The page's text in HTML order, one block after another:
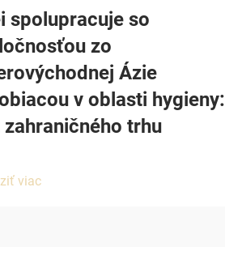
spolupracuje so
zo
Ázie
v oblasti hygieny:
zahraničného trhu
viac